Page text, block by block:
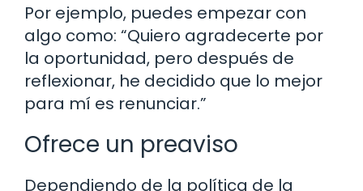
Por ejemplo, puedes empezar con
algo como: “Quiero agradecerte por
la oportunidad, pero después de
reflexionar, he decidido que lo mejor
para mí es renunciar.”
Ofrece un preaviso
Dependiendo de la política de la